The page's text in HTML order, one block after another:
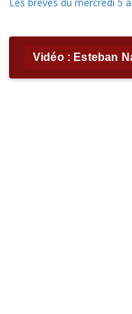
Vidéo : Esteban